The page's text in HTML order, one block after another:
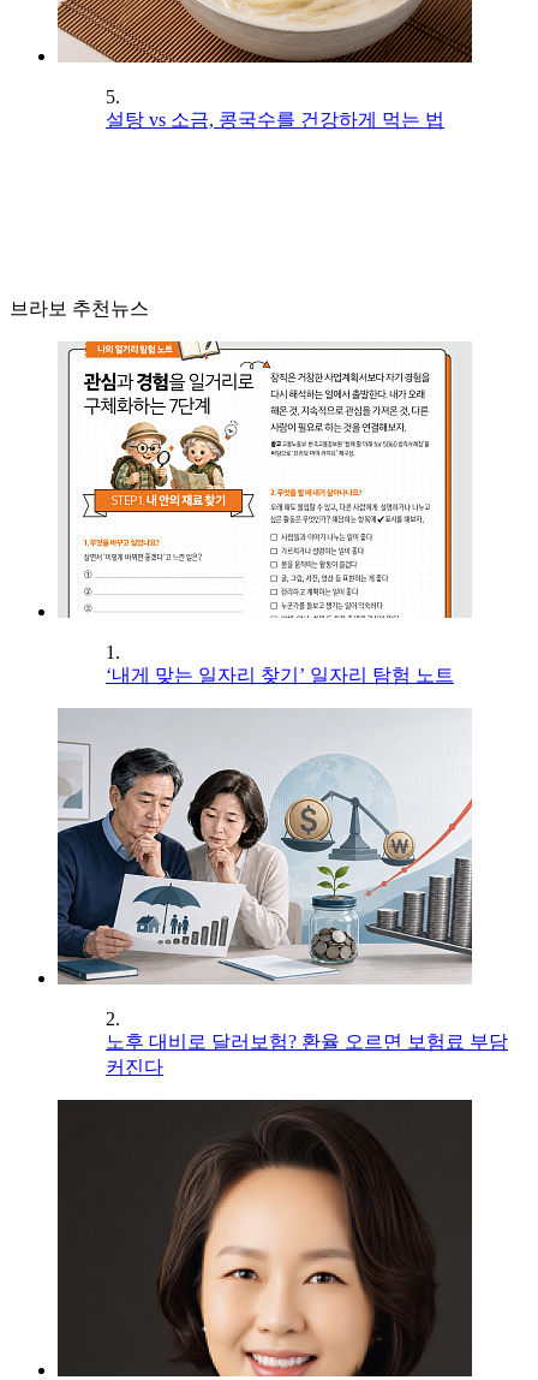
5.
설탕 vs 소금, 콩국수를 건강하게 먹는 법
브라보 추천뉴스
1.
‘내게 맞는 일자리 찾기’ 일자리 탐험 노트
2.
노후 대비로 달러보험? 환율 오르면 보험료 부담
커진다